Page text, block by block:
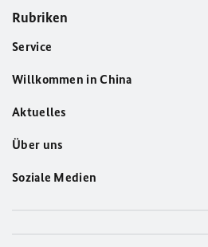
Rubriken
Service
Willkommen in China
Aktuelles
Über uns
Soziale Medien